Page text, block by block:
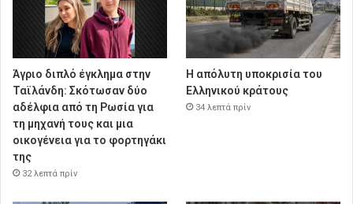
Άγριο διπλό έγκλημα στην
Ταϊλάνδη: Σκότωσαν δύο
αδέλφια από τη Ρωσία για
τη μηχανή τους και μια
οικογένεια για το φορτηγάκι
της
32 λεπτά πρίν
Η απόλυτη υποκρισία του
Ελληνικού κράτους
34 λεπτά πρίν